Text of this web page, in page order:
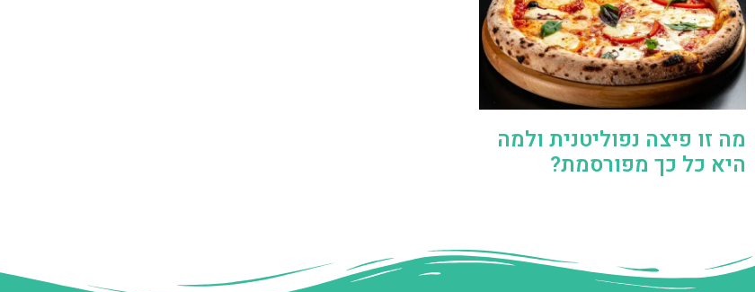
מה זו פיצה נפוליטנית ולמה
היא כל כך מפורסמת?